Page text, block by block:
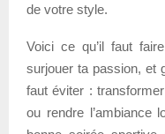
de votre style.
Voici ce qu’il faut
surjouer ta passion, et
faut éviter :
ou rendre l’ambiance